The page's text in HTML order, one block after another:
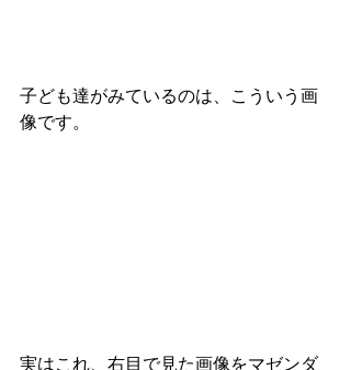
子ども達がみているのは、こういう画
像です。
実はこれ、右目で見た画像をマゼンダ